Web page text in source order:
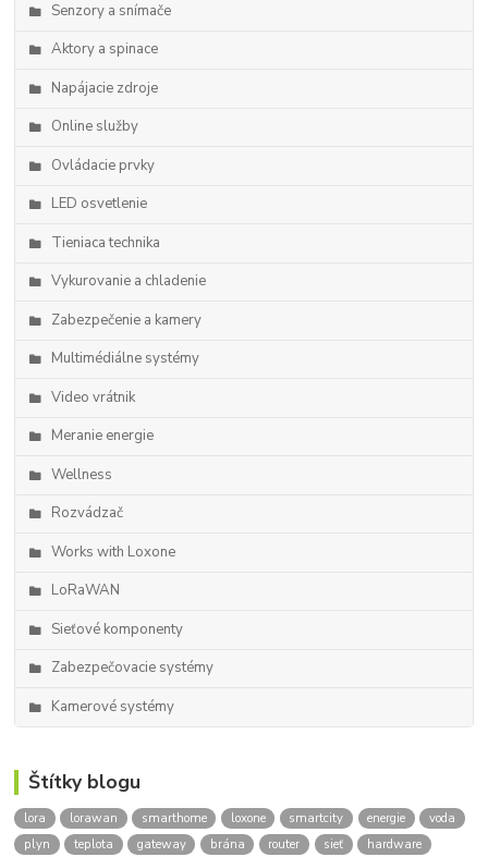
Senzory a snímače
Aktory a spinace
Napájacie zdroje
Online služby
Ovládacie prvky
LED osvetlenie
Tieniaca technika
Vykurovanie a chladenie
Zabezpečenie a kamery
Multimédiálne systémy
Video vrátnik
Meranie energie
Wellness
Rozvádzač
Works with Loxone
LoRaWAN
Sieťové komponenty
Zabezpečovacie systémy
Kamerové systémy
Štítky blogu
lora lorawan smarthome loxone smartcity energie
voda
plyn
teplota gateway brána router sieť
hardware